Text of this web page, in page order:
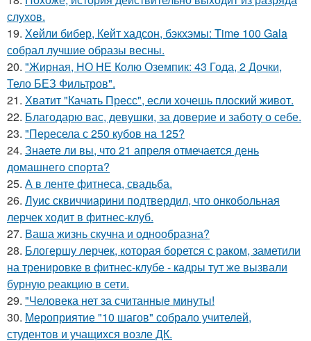
слухов.
19. Хейли бибер, Кейт хадсон, бэкхэмы: Time 100 Gala
собрал лучшие образы весны.
20. "Жирная, НО НЕ Колю Оземпик: 43 Года, 2 Дочки,
Тело БЕЗ Фильтров".
21. Хватит "Качать Пресс", если хочешь плоский живот.
22. Благодарю вас, девушки, за доверие и заботу о себе.
23. "Пересела с 250 кубов на 125?
24. Знаете ли вы, что 21 апреля отмечается день
домашнего спорта?
25. А в ленте фитнеса, свадьба.
26. Луис сквиччиарини подтвердил, что онкобольная
лерчек ходит в фитнес-клуб.
27. Ваша жизнь скучна и однообразна?
28. Блогершу лерчек, которая борется с раком, заметили
на тренировке в фитнес-клубе - кадры тут же вызвали
бурную реакцию в сети.
29. "Человека нет за считанные минуты!
30. Мероприятие "10 шагов" собрало учителей,
студентов и учащихся возле ДК.